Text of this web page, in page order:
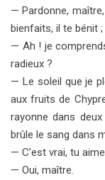
— Pardonne,
bienfaits, il te bénit
— Ah ! je
radieux ?
— Le soleil que je
aux fruits de
rayonne dans
brûle le sang dans
— C’est vrai, tu
— Oui, maître.